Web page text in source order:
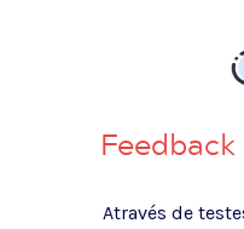
Através de